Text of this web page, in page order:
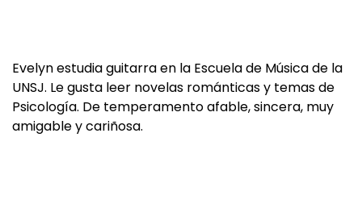
Evelyn estudia guitarra en la Escuela de Música de la
UNSJ. Le gusta leer novelas románticas y temas de
Psicología. De temperamento afable, sincera, muy
amigable y cariñosa.